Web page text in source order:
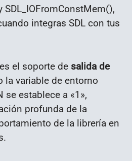
SDL_IOFromConstMem(),
integras SDL con tus
el soporte de salida de
la variable de entorno
se establece a «1»,
profunda de la
de la librería en